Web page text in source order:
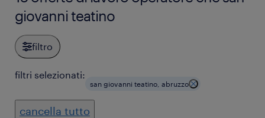
giovanni teatino
filtro
filtri selezionati:
san giovanni teatino, abruzzo
cancella tutto